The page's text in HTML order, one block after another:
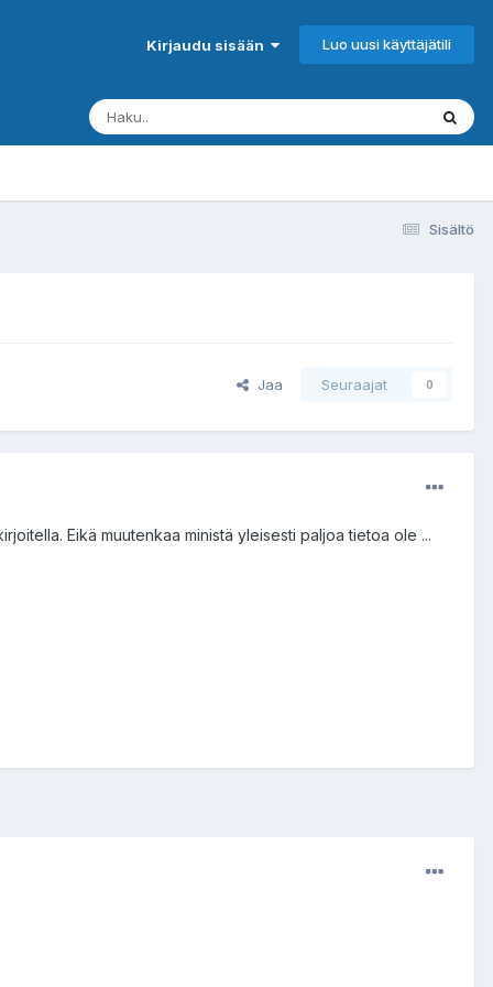
Kirjaudu sisään Luo uusi käyttäjätili
Sisältö
Jaa Seuraajat 0
Eikä muutenkaa ministä yleisesti paljoa tietoa ole ...